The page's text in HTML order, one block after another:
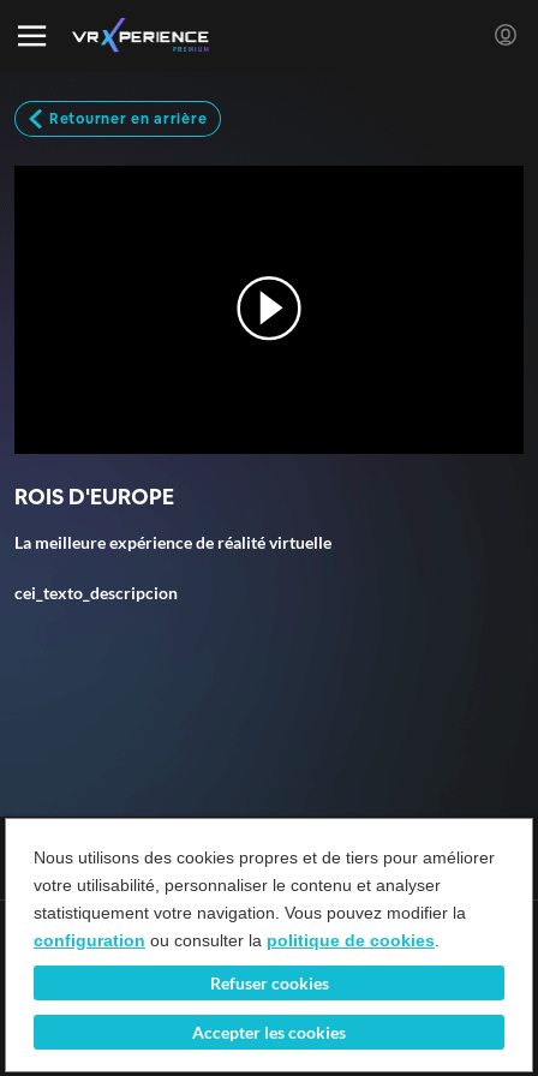
Retourner en arrière
Current Time0:00
Duration0:00
Loaded : 0%
Progress:
Stream TypeLIVE
Remaining Time-0:00
Playback Rate
1x
ROIS D'EUROPE
La meilleure expérience de réalité virtuelle
cei_texto_descripcion
Nous utilisons des cookies propres et de tiers pour améliorer
votre utilisabilité, personnaliser le contenu et analyser
statistiquement votre navigation. Vous pouvez modifier la
configuration ou consulter la politique de cookies.
Accepter les cookies
Refuser cookies
Termes et Conditions Protection des données
Gestion des Cookies
Résilier votre abonnement